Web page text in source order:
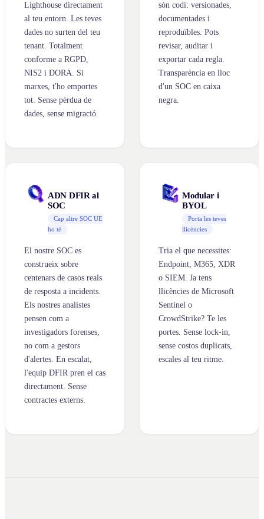
Lighthouse directament
al teu entorn. Les teves
dades no surten del teu
tenant. Totalment
conforme a RGPD,
NIS2 i DORA. Si
marxes, t'ho emportes
tot. Sense pèrdua de
dades, sense migració.
són codi: versionades,
documentades i
reproduïbles. Pots
revisar, auditar i
exportar cada regla.
Transparència en lloc
d'un SOC en caixa
negra.
ADN DFIR al
SOC
Cap altre SOC UE
ho té
El nostre SOC es
construeix sobre
centenars de casos reals
de resposta a incidents.
Els nostres analistes
pensen com a
investigadors forenses,
no com a gestors
d'alertes. En escalat,
l'equip DFIR pren el cas
directament. Sense
contractes externs.
Modular i
BYOL
Porta les teves
llicències
Tria el que necessites:
Endpoint, M365, XDR
o SIEM. Ja tens
llicències de Microsoft
Sentinel o
CrowdStrike? Te les
portes. Sense lock-in,
sense costos duplicats,
escales al teu ritme.